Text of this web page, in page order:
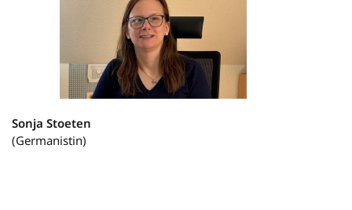
Sonja Stoeten
(Germanistin)